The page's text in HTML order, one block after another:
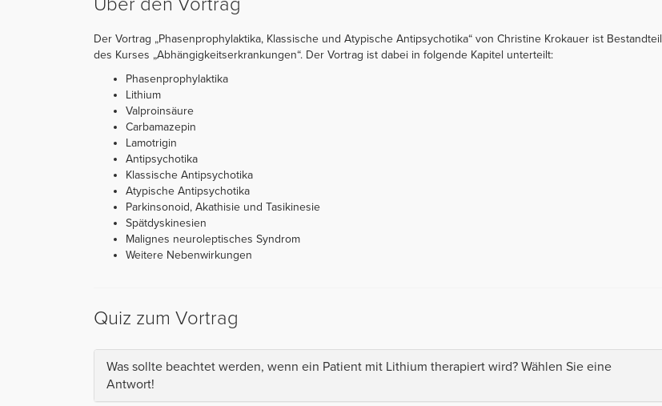
Der Vortrag „Phasenprophylaktika, Klassische und Atypische Antipsychotika“ von Christine Krokauer ist Bestandteil
des Kurses „Abhängigkeitserkrankungen“. Der Vortrag ist dabei in folgende Kapitel unterteilt:
Phasenprophylaktika
Lithium
Valproinsäure
Carbamazepin
Lamotrigin
Antipsychotika
Klassische Antipsychotika
Atypische Antipsychotika
Parkinsonoid, Akathisie und Tasikinesie
Spätdyskinesien
Malignes neuroleptisches Syndrom
Weitere Nebenwirkungen
Quiz zum Vortrag
Was sollte beachtet werden, wenn ein Patient mit Lithium therapiert wird? Wählen Sie eine
Antwort!